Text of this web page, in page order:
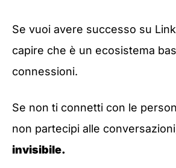
Se vuoi avere successo su
capire che è un ecosistema
connessioni.
Se non ti connetti con le
non partecipi alle
invisibile.